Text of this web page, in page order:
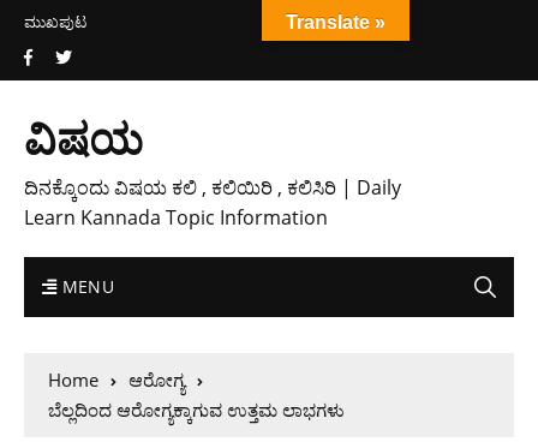
ಮುಖಪುಟ
ವಿಷಯ
ದಿನಕ್ಕೊಂದು ವಿಷಯ ಕಲಿ , ಕಲಿಯಿರಿ , ಕಲಿಸಿರಿ | Daily
Learn Kannada Topic Information
MENU
Home
ಆರೋಗ್ಯ
ಬೆಲ್ಲದಿಂದ ಆರೋಗ್ಯಕ್ಕಾಗುವ ಉತ್ತಮ ಲಾಭಗಳು
Translate »